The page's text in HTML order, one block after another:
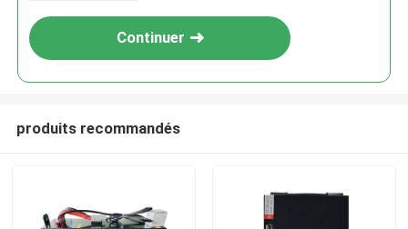
Continuer
produits recommandés